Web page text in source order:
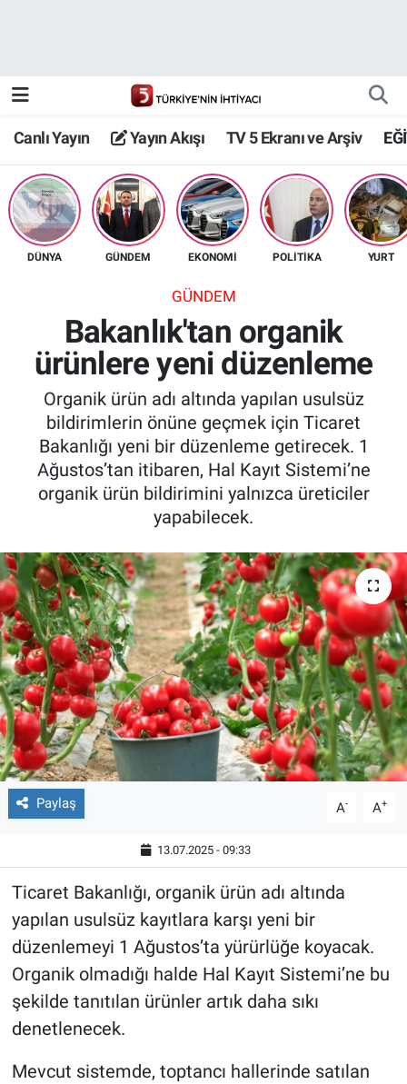
Canlı Yayın Yayın Akışı TV 5 Ekranı ve Arşiv
DÜNYA GÜNDEM EKONOMİ POLİTİKA YURT
GÜNDEM
Bakanlık'tan organik
ürünlere yeni düzenleme
Organik ürün adı altında yapılan usulsüz
bildirimlerin önüne geçmek için Ticaret
Bakanlığı yeni bir düzenleme getirecek. 1
Ağustos’tan itibaren, Hal Kayıt Sistemi’ne
organik ürün bildirimini yalnızca üreticiler
yapabilecek.
Paylaş A- A+
13.07.2025 - 09:33
Ticaret Bakanlığı, organik ürün adı altında
yapılan usulsüz kayıtlara karşı yeni bir
düzenlemeyi 1 Ağustos’ta yürürlüğe koyacak.
Organik olmadığı halde Hal Kayıt Sistemi’ne bu
şekilde tanıtılan ürünler artık daha sıkı
denetlenecek.
Mevcut sistemde, toptancı hallerinde satılan
TV 5 Ekranı ve Arşiv